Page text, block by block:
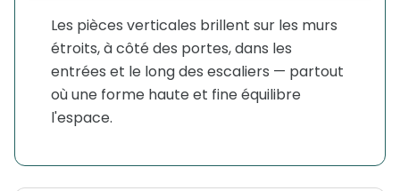
Les pièces verticales brillent sur les murs
étroits, à côté des portes, dans les
entrées et le long des escaliers — partout
où une forme haute et fine équilibre
l'espace.